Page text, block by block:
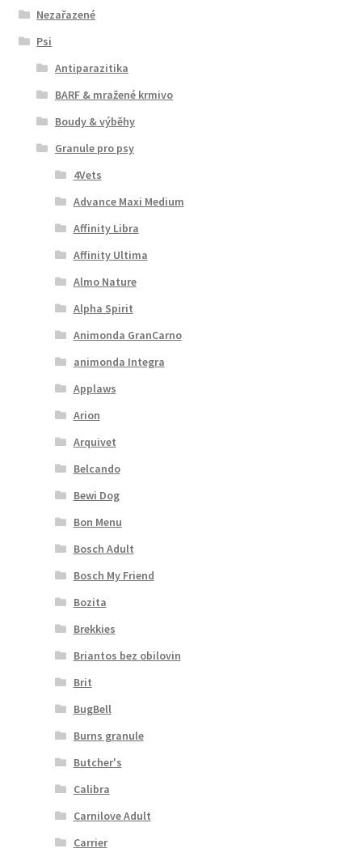
Nezařazené
Psi
Antiparazitika
BARF & mražené krmivo
Boudy & výběhy
Granule pro psy
4Vets
Advance Maxi Medium
Affinity Libra
Affinity Ultima
Almo Nature
Alpha Spirit
Animonda GranCarno
animonda Integra
Applaws
Arion
Arquivet
Belcando
Bewi Dog
Bon Menu
Bosch Adult
Bosch My Friend
Bozita
Brekkies
Briantos bez obilovin
Brit
BugBell
Burns granule
Butcher's
Calibra
Carnilove Adult
Carrier